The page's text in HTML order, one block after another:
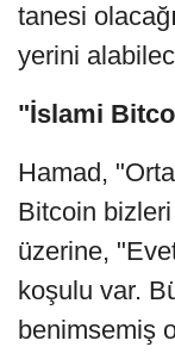
tanesi
yerini
"İslami
Hamad,
Bitcoin
üzerine,
koşulu var.
benimsemiş